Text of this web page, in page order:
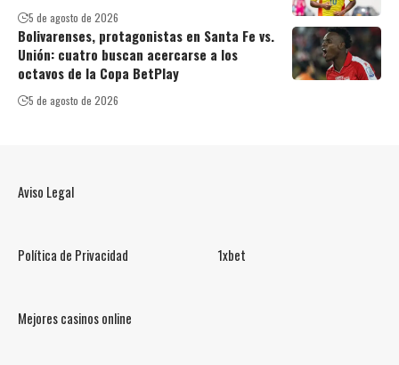
5 de agosto de 2026
Bolivarenses, protagonistas en Santa Fe vs.
Unión: cuatro buscan acercarse a los
octavos de la Copa BetPlay
5 de agosto de 2026
Aviso Legal
Política de Privacidad 1xbet
Mejores casinos online